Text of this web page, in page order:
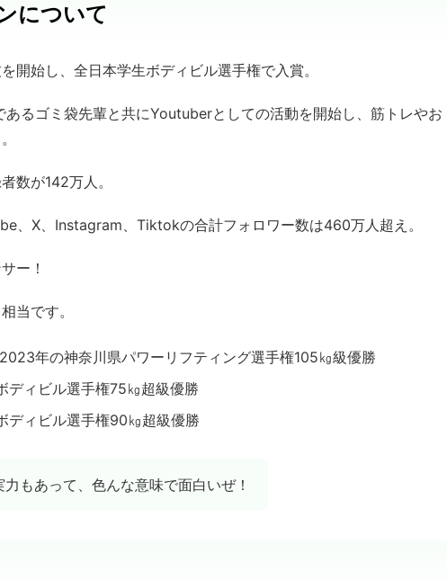
について
開始し、全日本学生ボディビル選手権で入賞。
るゴミ袋先輩と共にYoutuberとしての活動を開始し、筋トレやお
数が142万人。
、X、Instagram、Tiktokの合計フォロワー数は460万人超え。
ー！
当です。
年の神奈川県パワーリフティング選手権105㎏級優勝
ディビル選手権75㎏超級優勝
ディビル選手権90㎏超級優勝
もあって、色んな意味で面白いぜ！